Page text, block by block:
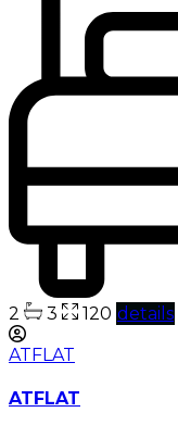
2 3 120 details
ATFLAT
ATFLAT